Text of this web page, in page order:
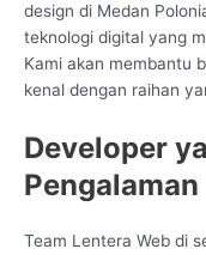
design di Medan
teknologi digital yang
Kami akan membantu
kenal dengan raihan
Developer
Pengalaman
Team Lentera Web di